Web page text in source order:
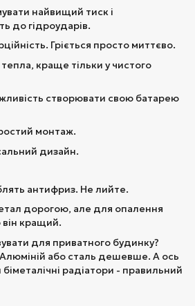
найвищий тиск і
до гідроударів.
Гріється просто миттєво.
краще тільки у чистого
створювати свою батарею
монтаж.
дизайн.
антифриз. Не лийте.
дорогою, але для опалення
він кращий.
для приватного будинку?
або сталь дешевше. А ось
радіатори - правильний